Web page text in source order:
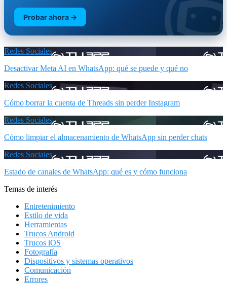
Probar ahora →
Redes Sociales
Desactivar Meta AI en WhatsApp: qué se puede y qué no
Redes Sociales
Cómo borrar la cuenta de Threads sin perder Instagram
Redes Sociales
Cómo limpiar el almacenamiento de WhatsApp sin perder chats
Redes Sociales
Estado de canales de WhatsApp: qué es y cómo funciona
Temas de interés
Entretenimiento
Estilo de vida
Herramientas
Trucos Android
Trucos iOS
Fotografía
Dispositivos y sistemas operativos
Comunicación
Errores